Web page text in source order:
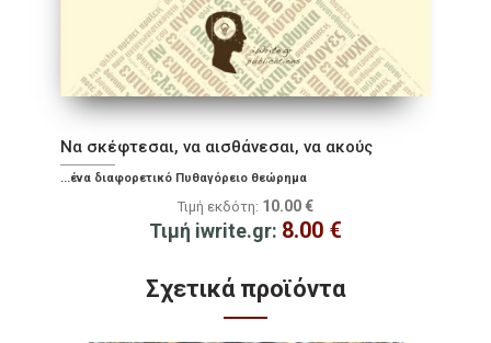
Να σκέφτεσαι, να αισθάνεσαι, να ακούς
...ένα διαφορετικό Πυθαγόρειο θεώρημα
Τιμή εκδότη: 10.00 €
Τιμή iwrite.gr: 8.00 €
Σχετικά προϊόντα